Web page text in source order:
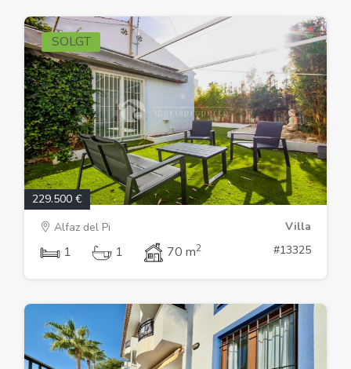
SOLGT
229.500 €
Alfaz del Pi
Villa
1 1 70 m2 #13325